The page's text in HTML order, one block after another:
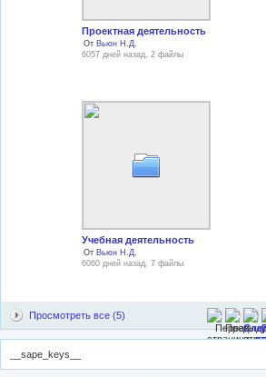
Проектная деятельность
От Вьюн Н.Д.
6057 дней назад, 2 файлы
Учебная деятельность
От Вьюн Н.Д.
6060 дней назад, 7 файлы
Просмотреть все (5)
__sape_keys__